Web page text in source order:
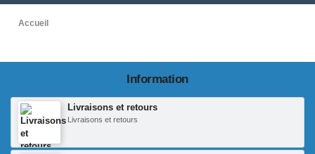
Accueil
Information
Livraisons et retours
Livraisons et retours